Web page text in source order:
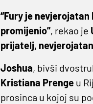
“Fury je
promijenio”, rekao je
prijatelj,
Joshua, bivši
Kristiana Prengeu
prosinca u kojoj su